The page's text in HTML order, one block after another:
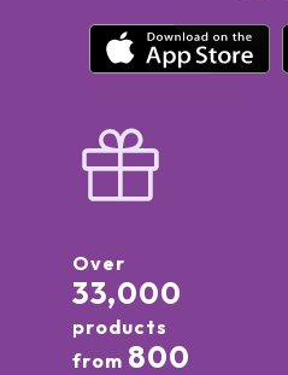
Over
33,000
products
from 800